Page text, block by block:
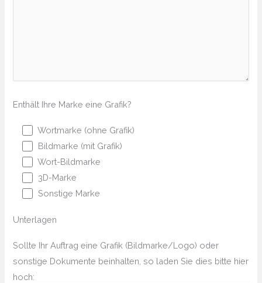
Enthält Ihre Marke eine Grafik?
Wortmarke (ohne Grafik)
Bildmarke (mit Grafik)
Wort-Bildmarke
3D-Marke
Sonstige Marke
Unterlagen
Sollte Ihr Auftrag eine Grafik (Bildmarke/Logo) oder
sonstige Dokumente beinhalten, so laden Sie dies bitte hier
hoch: